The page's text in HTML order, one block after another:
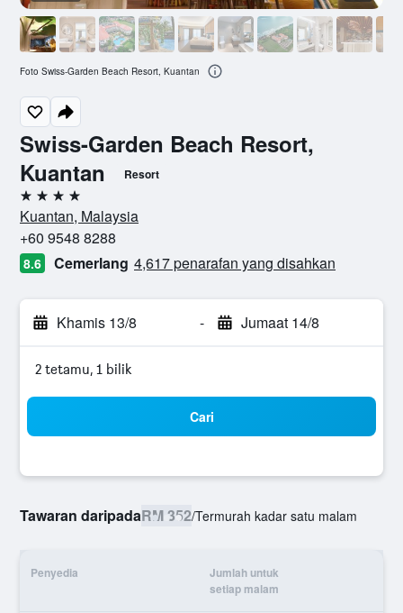
Swiss-Garden Beach Resort,
Kuantan
Resort
4 bintang
Kuantan, Malaysia
+60 9548 8288
8.6 Cemerlang 4,617 penarafan yang disahkan
Khamis 13/8 - Jumaat 14/8
2 tetamu, 1 bilik
Cari
Tawaran daripadaRM 352/Termurah kadar satu malam
Penyedia
Jumlah untuk
setiap malam
Foto Swiss-Garden Beach Resort, Kuantan